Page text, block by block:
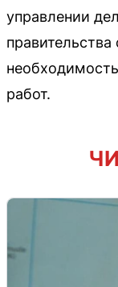
управлении
работ.